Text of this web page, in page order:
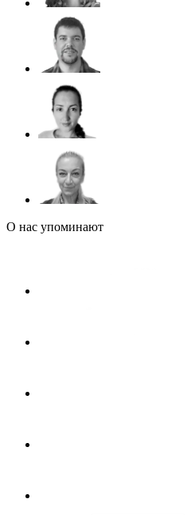
О нас упоминают